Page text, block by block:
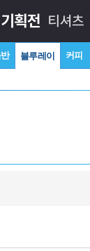
블루레이 커피